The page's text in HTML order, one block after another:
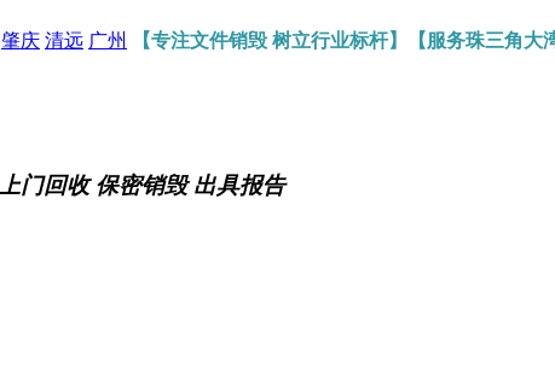
肇庆 清远 广州 【专注文件销毁 树立行业标杆】【服务珠三角大
上门回收 保密销毁 出具报告